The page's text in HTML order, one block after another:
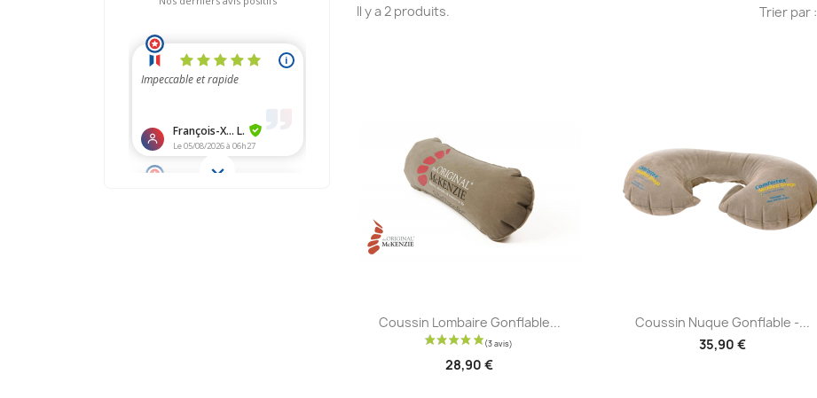
Il y a 2 produits. Trier par :
 Aperçu rapide
Coussin Lombaire Gonflable...
28,90 €
Aperçu rapide
Coussin Nuque Gonflable -...
35,90 €